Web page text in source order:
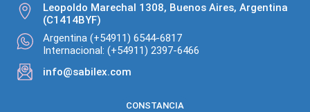
Leopoldo Marechal 1308, Buenos Aires, Argentina
(C1414BYF)
Argentina (+54911) 6544-6817
Internacional: (+54911) 2397-6466
info@sabilex.com
CONSTANCIA